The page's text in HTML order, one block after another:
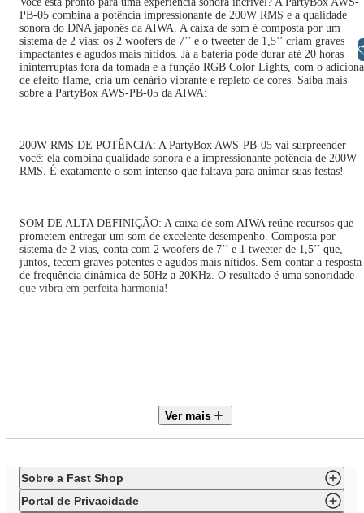
PB-05 combina a potência impressionante de 200W RMS e a qualidade
sonora do DNA japonês da AIWA. A caixa de som é composta por um
sistema de 2 vias: os 2 woofers de 7’’ e o tweeter de 1,5’’ criam graves
impactantes e agudos mais nítidos. Já a bateria pode durar até 20 horas
ininterruptas fora da tomada e a função RGB Color Lights, com o
de efeito flame, cria um cenário vibrante e repleto de cores. Saiba mais
sobre a PartyBox AWS-PB-05 da AIWA:
200W RMS DE POTÊNCIA: A PartyBox AWS-PB-05 vai surpreender
você: ela combina qualidade sonora e a impressionante potência de 200W
RMS. É exatamente o som intenso que faltava para animar suas festas!
SOM DE ALTA DEFINIÇÃO: A caixa de som AIWA reúne recursos que
prometem entregar um som de excelente desempenho. Composta por
sistema de 2 vias, conta com 2 woofers de 7’’ e 1 tweeter de 1,5’’ que,
juntos, tecem graves potentes e agudos mais nítidos. Sem contar a resposta
de frequência dinâmica de 50Hz a 20KHz. O resultado é uma sonoridade
que vibra em perfeita harmonia!
tempo para você realizar seus encontros onde desejar!
Ver mais
Sobre a Fast Shop
Portal de Privacidade
Libras